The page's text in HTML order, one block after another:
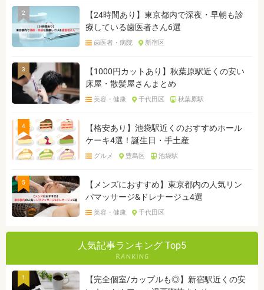
2
【24時間あり】東京都内で深夜・早朝も診
療している歯医者さん6選
歯医者・病院 新宿区
3
【1000円カットあり】秋葉原駅近くの安い
床屋・散髪屋さんまとめ
美容・健康 千代田区 秋葉原駅
4
【格安あり】池袋駅近くのおすすめホール
ケーキ4選！誕生日・手土産
グルメ 豊島区 池袋駅
5
【メンズにおすすめ】東京都内の人気リン
パマッサージ&ドレナージュ4選
美容・健康 千代田区
人気記事ランキング Top5
1
【完全個室/カップルも◎】新宿駅近くの安